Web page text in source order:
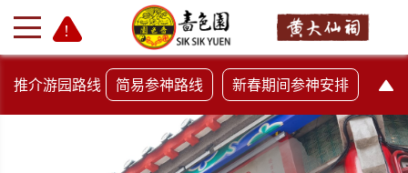
推介游园路线 简易参神路线 新春期间参神安排